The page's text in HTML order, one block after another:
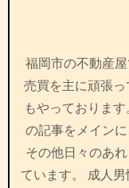
ン
福岡市の不動産
売買を主に頑張
もやっておりま
の記事をメイン
その他日々のあ
ています。 成人